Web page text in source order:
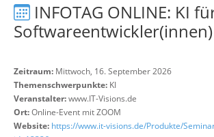
INFOTAG ONLINE: KI
Softwareentwickler(innen)
Zeitraum: Mittwoch, 16. September 2026
Themenschwerpunkte: KI
Veranstalter:www.IT-Visions.de
Ort:Online-Event mit ZOOM
Website: https://www.it-visions.de/Produkte/